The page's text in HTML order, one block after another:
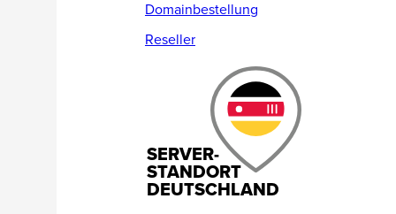
Domainbestellung
Reseller
SERVER-
STANDORT
DEUTSCHLAND